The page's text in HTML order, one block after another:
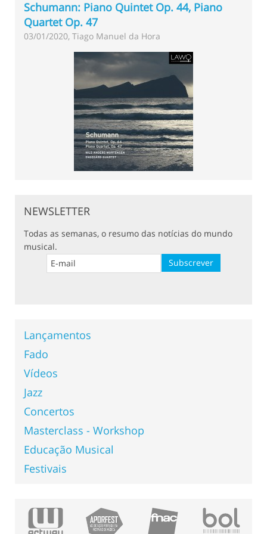
Schumann: Piano Quintet Op. 44, Piano
Quartet Op. 47
03/01/2020, Tiago Manuel da Hora
NEWSLETTER
Todas as semanas, o resumo das notícias do mundo
musical.
Lançamentos
Fado
Vídeos
Jazz
Concertos
Masterclass - Workshop
Educação Musical
Festivais